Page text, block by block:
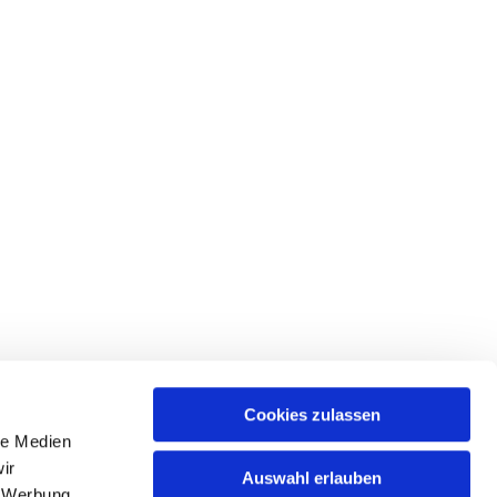
Medien
Cookies zulassen
Auswahl erlauben
& Downloads